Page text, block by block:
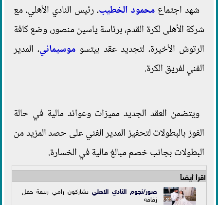
شهد اجتماع محمود الخطيب، رئيس النادي الأهلي، مع
شركة الأهلى لكرة القدم، برئاسة ياسين منصور، وضع كافة
الرتوش الأخيرة، لتجديد عقد بيتسو موسيماني، المدير
الفني لفريق الكرة.
ويتضمن العقد الجديد مميزات وعوائد مالية في حالة
الفوز بالبطولات لتحفيز المدير الفني على حصد المزيد من
البطولات بجانب خصم مبالغ مالية في الخسارة.
اقرأ أيضاً
صور/نجوم النادي الاهلي يشاركون رامي ربيعة حفل
زفافه